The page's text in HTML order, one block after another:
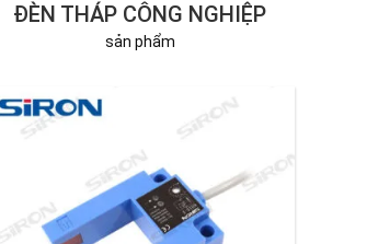
ĐÈN THÁP CÔNG NGHIỆP
sản phẩm